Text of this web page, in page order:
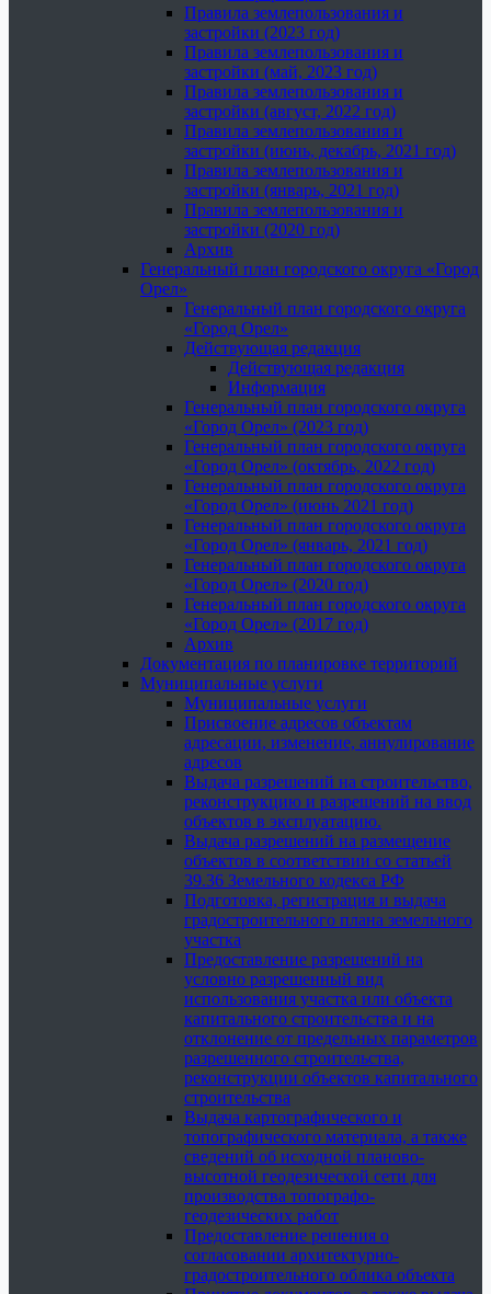
Правила землепользования и
застройки (2023 год)
Правила землепользования и
застройки (май, 2023 год)
Правила землепользования и
застройки (август, 2022 год)
Правила землепользования и
застройки (июнь, декабрь, 2021 год)
Правила землепользования и
застройки (январь, 2021 год)
Правила землепользования и
застройки (2020 год)
Архив
Генеральный план городского округа «Город
Орел»
Генеральный план городского округа
«Город Орел»
Действующая редакция
Действующая редакция
Информация
Генеральный план городского округа
«Город Орел» (2023 год)
Генеральный план городского округа
«Город Орел» (октябрь, 2022 год)
Генеральный план городского округа
«Город Орел» (июнь 2021 год)
Генеральный план городского округа
«Город Орел» (январь, 2021 год)
Генеральный план городского округа
«Город Орел» (2020 год)
Генеральный план городского округа
«Город Орел» (2017 год)
Архив
Документация по планировке территорий
Муниципальные услуги
Муниципальные услуги
Присвоение адресов объектам
адресации, изменение, аннулирование
адресов
Выдача разрешений на строительство,
реконструкцию и разрешений на ввод
объектов в эксплуатацию.
Выдача разрешений на размещение
объектов в соответствии со статьей
39.36 Земельного кодекса РФ
Подготовка, регистрация и выдача
градостроительного плана земельного
участка
Предоставление разрешений на
условно разрешенный вид
использования участка или объекта
капитального строительства и на
отклонение от предельных параметров
разрешенного строительства,
реконструкции объектов капитального
строительства
Выдача картографического и
топографического материала, а также
сведений об исходной планово-
высотной геодезической сети для
производства топографо-
геодезических работ
Предоставление решения о
согласовании архитектурно-
градостроительного облика объекта